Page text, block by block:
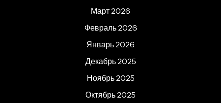
Март 2026
Февраль 2026
Январь 2026
Декабрь 2025
Ноябрь 2025
Октябрь 2025